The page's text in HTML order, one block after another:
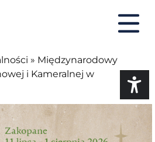
» Międzynarodowy
i Kameralnej w